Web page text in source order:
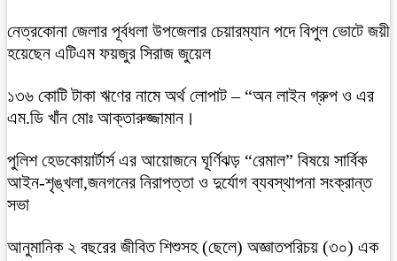
নেত্রকোনা জেলার পূর্বধলা উপজেলার চেয়ারম্যান পদে বিপুল ভোটে জয়ী
হয়েছেন এটিএম ফয়জুর সিরাজ জুয়েল
১৩৬ কোটি টাকা ঋণের নামে অর্থ লোপাট – “অন লাইন গ্রুপ ও এর
এম.ডি খাঁন মোঃ আক্তারুজ্জামান।
পুলিশ হেডকোয়ার্টার্স এর আয়োজনে ঘূর্ণিঝড় “রেমাল” বিষয়ে সার্বিক
আইন-শৃঙ্খলা,জনগনের নিরাপত্তা ও দুর্যোগ ব্যবস্থাপনা সংক্রান্ত
সভা
আনুমানিক ২ বছরের জীবিত শিশুসহ (ছেলে) অজ্ঞাতপরিচয় (৩০) এক